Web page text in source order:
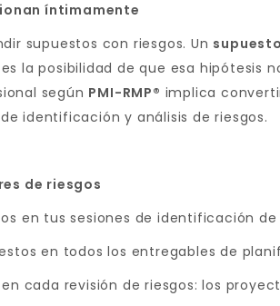
íntimamente
supuestos con riesgos. Un supuesto
es la posibilidad de que esa hipótesis
según PMI-RMP® implica
identificación y análisis de riesgos.
de riesgos
en tus sesiones de identificación de
en todos los entregables de
cada revisión de riesgos: los